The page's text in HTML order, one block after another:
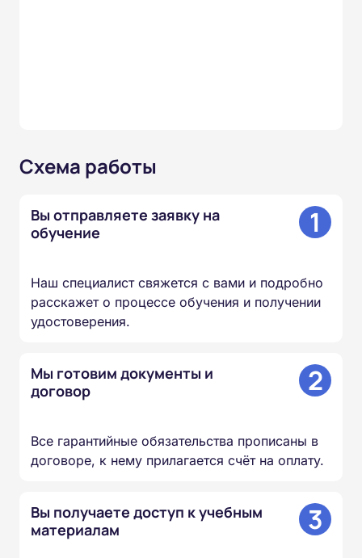
Схема работы
Вы отправляете заявку на
обучение
1
Наш специалист свяжется с вами и подробно
расскажет о процессе обучения и получении
удостоверения.
Мы готовим документы и
договор
2
Все гарантийные обязательства прописаны в
договоре, к нему прилагается счёт на оплату.
Вы получаете доступ к учебным
материалам
3